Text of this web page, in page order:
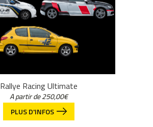
Rallye Racing Ultimate
A partir de250,00€
PLUS D'INFOS